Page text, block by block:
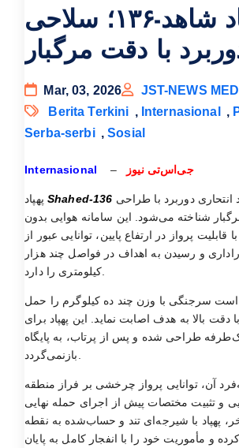
پهپاد شاهد-۱۳۶؛ سلاحی
با دقت مرگبار
Mar, 03, 2026
JST-NEWS
Berita Terkini , Internasional ,
Serba-serbi ,Sosial
Internasional – جی‌اس‌تی نیوز
Shahed-136
شناخته می‌شود. این سامانه هوایی بدون
قابلیت پرواز در ارتفاع پایین، توانایی عبور از
و رسیدن به اهداف در فواصل چند هزار
قادر است سرجنگی با وزن چند ده کیلوگرم را حمل
دقت بالا به هدف اصابت نماید. این پهپاد برای
طراحی شده و پس از پرتاب، به پایگاه
آن، توانایی پرواز چرخشی بر فراز منطقه
و تثبیت مختصات پیش از اجرای حمله نهایی
پهپاد با شیرجه‌ای تند و حساب‌شده به نقطه
و مأموریت خود را با انفجار کامل به پایان